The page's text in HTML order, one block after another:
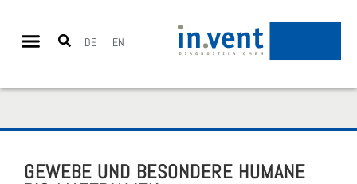
DE EN
GEWE­BE UND BESON­DE­RE HUMA­NE